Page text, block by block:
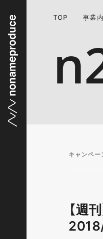
TOP 事業
キャンペ
【週